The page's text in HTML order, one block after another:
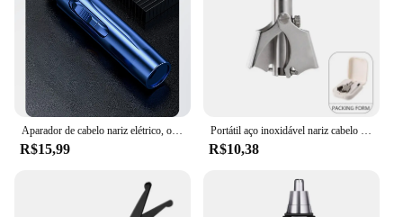
R$15,99 R$10,38